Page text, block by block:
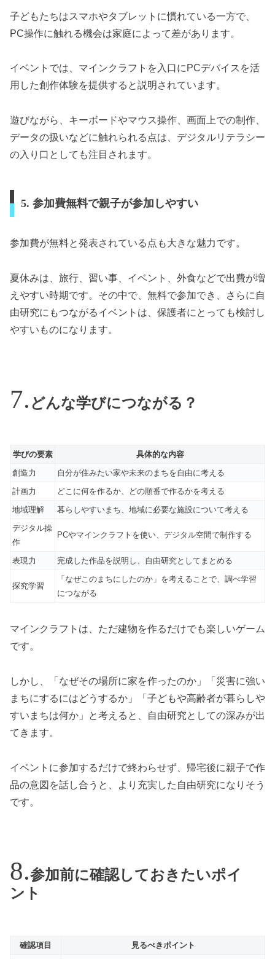
子どもたちはスマホやタブレットに慣れている一方で、
PC操作に触れる機会は家庭によって差があります。
イベントでは、マインクラフトを入口にPCデバイスを活
用した創作体験を提供すると説明されています。
遊びながら、キーボードやマウス操作、画面上での制作、
データの扱いなどに触れられる点は、デジタルリテラシー
の入り口としても注目されます。
5. 参加費無料で親子が参加しやすい
参加費が無料と発表されている点も大きな魅力です。
夏休みは、旅行、習い事、イベント、外食などで出費が増
えやすい時期です。その中で、無料で参加でき、さらに自
由研究にもつながるイベントは、保護者にとっても検討し
やすいものになります。
どんな学びにつながる？
学びの要素
具体的な内容
創造力
自分が住みたい家や未来のまちを自由に考える
計画力
どこに何を作るか、どの順番で作るかを考える
地域理解
暮らしやすいまち、地域に必要な施設について考える
デジタル操
作
PCやマインクラフトを使い、デジタル空間で制作する
表現力 完成した作品を説明し、自由研究としてまとめる
探究学習
「なぜこのまちにしたのか」を考えることで、調べ学習
につながる
マインクラフトは、ただ建物を作るだけでも楽しいゲーム
です。
しかし、「なぜその場所に家を作ったのか」「災害に強い
まちにするにはどうするか」「子どもや高齢者が暮らしや
すいまちは何か」と考えると、自由研究としての深みが出
てきます。
イベントに参加するだけで終わらせず、帰宅後に親子で作
品の意図を話し合うと、より充実した自由研究になりそう
です。
参加前に確認しておきたいポイ
ント
確認項目
見るべきポイント